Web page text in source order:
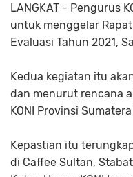
LANGKAT - Pengurus
untuk menggelar
Evaluasi Tahun 2021,
Kedua kegiatan itu
dan menurut rencana
KONI Provinsi
Kepastian itu
di Caffee Sultan,